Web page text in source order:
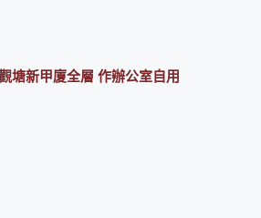
塘新甲廈全層 作辦公室自用